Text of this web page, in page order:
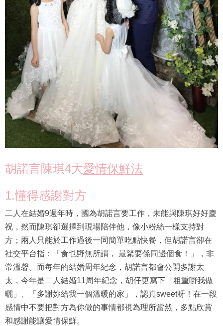
胡諾言陳琪4大愛情保鮮法
1.懂得感謝對方
二人在結婚9週年時，國為胡諾言要工作，未能與陳琪好好慶
祝，然而陳琪卻選擇到現場陪伴他，像小粉絲一樣支持對
方；兩人只能於工作過後一同簡單吃點快餐，但胡諾言卻在
社交平台指：「食乜野無所謂， 最緊要係同邊個食！」，非
常溫馨。而每年的結婚周年紀念，胡諾言都會公開多謝太
太，今年是二人結婚11周年紀念，胡仔更寫下「粗重嘢我做
曬」、「多謝妳給我一個溫暖的家」，認真sweet呀！在一段
感情中不要把對方為你做的事情都視為理所當然，多點欣賞
和感謝能讓愛情保鮮。